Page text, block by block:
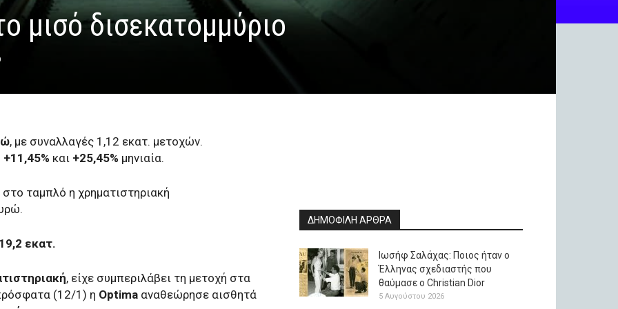
μισό δισεκατομμύριο
, με συναλλαγές 1,12 εκατ. μετοχών.
+11,45% και +25,45% μηνιαία.
ταμπλό η χρηματιστηριακή
εκατ.
, είχε συμπεριλάβει τη μετοχή στα
(12/1) η Optima αναθεώρησε αισθητά
ΔΗΜΟΦΙΛΗ ΑΡΘΡΑ
Ιωσήφ Σαλάχας: Ποιος ήταν ο
Έλληνας σχεδιαστής που
θαύμασε ο Christian Dior
5 Αυγούστου 2026